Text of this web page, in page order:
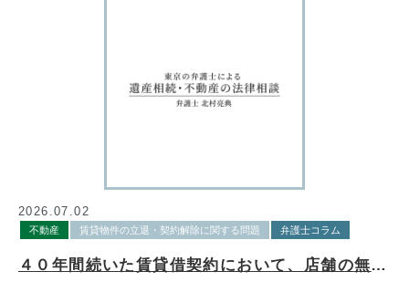
2026.07.02
賃貸物件の立退・契約解除に関する問題 弁護士コラム
不動産
４０年間続いた賃貸借契約において、店舗の無断転貸・模様替えを理由に契約は解除できるのか？